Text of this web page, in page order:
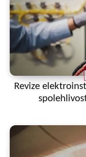
Revize